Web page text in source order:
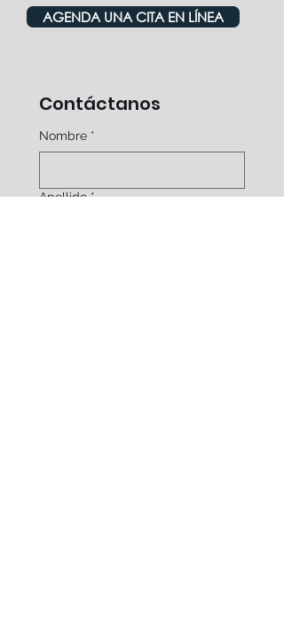
AGENDA UNA CITA EN LÍNEA
Contáctanos
Nombre *
Apellido *